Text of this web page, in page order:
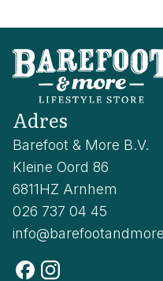
Adres
Barefoot & More B.V.
Kleine Oord 86
6811HZ Arnhem
026 737 04 45